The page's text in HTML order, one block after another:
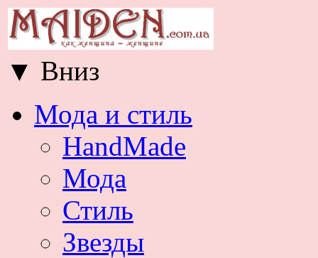
▼ Вниз
Мода и стиль
HandMade
Мода
Стиль
Звезды